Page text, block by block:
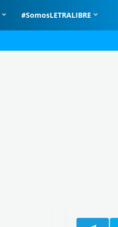
#SomosLETRALIBRE